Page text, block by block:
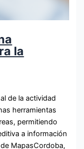
la
de la actividad
herramientas
permitiendo
a información
MapasCordoba,